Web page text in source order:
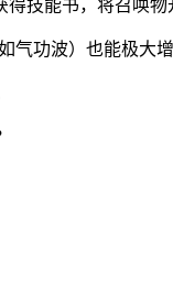
技能书，将召唤物
功波）也能极大增